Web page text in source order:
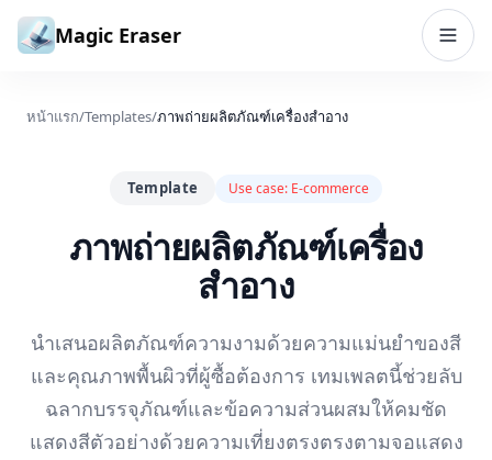
ข้ามไปยังเนื้อหา
Magic Eraser
หน้าแรก/Templates/ภาพถ่ายผลิตภัณฑ์เครื่องสำอาง
Template Use case: E-commerce
ภาพถ่ายผลิตภัณฑ์เครื่อง
สำอาง
นำเสนอผลิตภัณฑ์ความงามด้วยความแม่นยำของสี
และคุณภาพพื้นผิวที่ผู้ซื้อต้องการ เทมเพลตนี้ช่วยลับ
ฉลากบรรจุภัณฑ์และข้อความส่วนผสมให้คมชัด
แสดงสีตัวอย่างด้วยความเที่ยงตรงตรงตามจอแสดง